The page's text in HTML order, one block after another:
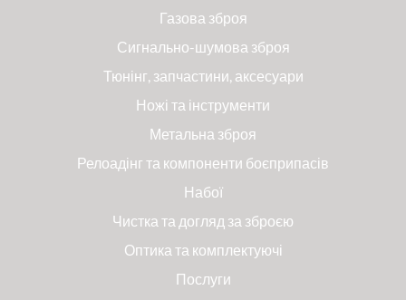
Газова зброя
Сигнально-шумова зброя
Тюнінг, запчастини, аксесуари
Ножі та інструменти
Метальна зброя
Релоадінг та компоненти боєприпасів
Набої
Чистка та догляд за зброєю
Оптика та комплектуючі
Послуги